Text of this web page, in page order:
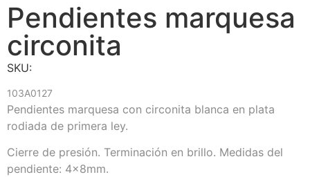
Pendientes marquesa
circonita
SKU:
103A0127
Pendientes marquesa con circonita blanca en plata
rodiada de primera ley.
Cierre de presión. Terminación en brillo. Medidas del
pendiente: 4x8mm.